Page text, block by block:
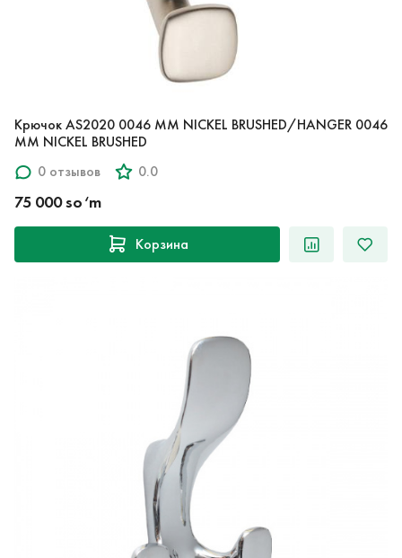
Крючок AS2020 0046 MM NICKEL BRUSHED/HANGER 0046
MM NICKEL BRUSHED
0 отзывов
0.0
75 000 so‘m
Корзина